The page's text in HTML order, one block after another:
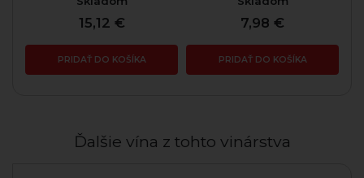
15,12 €
PRIDAŤ DO KOŠÍKA
7,98 €
PRIDAŤ DO KOŠÍKA
Ďalšie vína z tohto vinárstva